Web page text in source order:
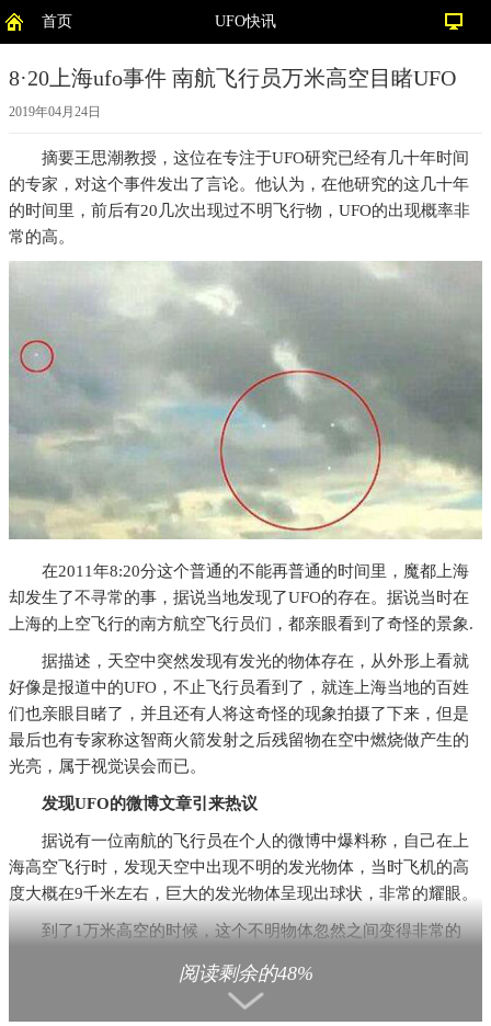
首页 UFO快讯
8·20上海ufo事件 南航飞行员万米高空目睹UFO
2019年04月24日
摘要王思潮教授，这位在专注于UFO研究已经有几十年时间
的专家，对这个事件发出了言论。他认为，在他研究的这几十年
的时间里，前后有20几次出现过不明飞行物，UFO的出现概率非
常的高。
在2011年8:20分这个普通的不能再普通的时间里，魔都上海
却发生了不寻常的事，据说当地发现了UFO的存在。据说当时在
上海的上空飞行的南方航空飞行员们，都亲眼看到了奇怪的景象.
据描述，天空中突然发现有发光的物体存在，从外形上看就
好像是报道中的UFO，不止飞行员看到了，就连上海当地的百姓
们也亲眼目睹了，并且还有人将这奇怪的现象拍摄了下来，但是
最后也有专家称这智商火箭发射之后残留物在空中燃烧做产生的
光亮，属于视觉误会而已。
发现UFO的微博文章引来热议
据说有一位南航的飞行员在个人的微博中爆料称，自己在上
海高空飞行时，发现天空中出现不明的发光物体，当时飞机的高
度大概在9千米左右，巨大的发光物体呈现出球状，非常的耀眼。
到了1万米高空的时候，这个不明物体忽然之间变得非常的
人员都认为在幻境里面，大概过了半个小时之后，发光物体才慢
慢的消失，飞机上的人都能见证当时发生的事情。
阅读剩余的48%